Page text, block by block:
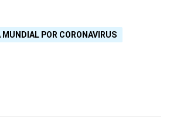
POR CORONAVIRUS